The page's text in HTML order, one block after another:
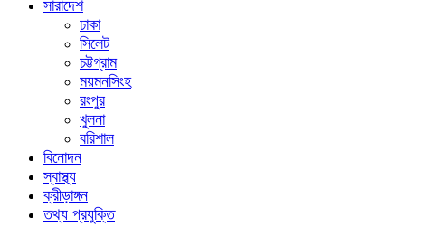
সারাদেশ
ঢাকা
সিলেট
চট্টগ্রাম
ময়মনসিংহ
রংপুর
খুলনা
বরিশাল
বিনোদন
স্বাস্থ্য
ক্রীড়াঙ্গন
তথ্য প্রযুক্তি